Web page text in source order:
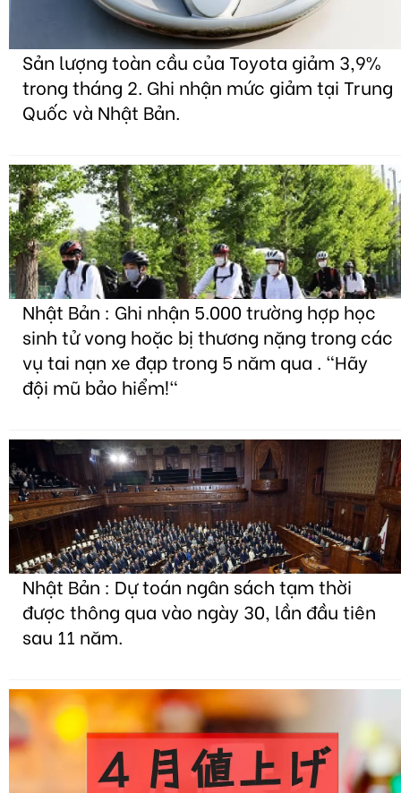
Sản lượng toàn cầu của Toyota giảm 3,9%
trong tháng 2. Ghi nhận mức giảm tại Trung
Quốc và Nhật Bản.
Nhật Bản : Ghi nhận 5.000 trường hợp học
sinh tử vong hoặc bị thương nặng trong các
vụ tai nạn xe đạp trong 5 năm qua . "Hãy
đội mũ bảo hiểm!"
Nhật Bản : Dự toán ngân sách tạm thời
được thông qua vào ngày 30, lần đầu tiên
sau 11 năm.